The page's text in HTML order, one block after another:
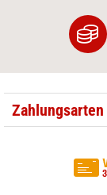
Zahlungsarten